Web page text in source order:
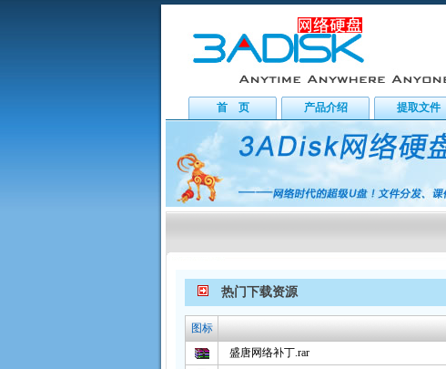
首 页 产品介绍 提取文件
热门下载资源
图标
盛唐网络补丁.rar